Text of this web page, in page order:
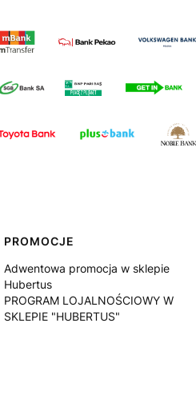
PROMOCJE
Adwentowa promocja w sklepie
Hubertus
PROGRAM LOJALNOŚCIOWY W
SKLEPIE "HUBERTUS"